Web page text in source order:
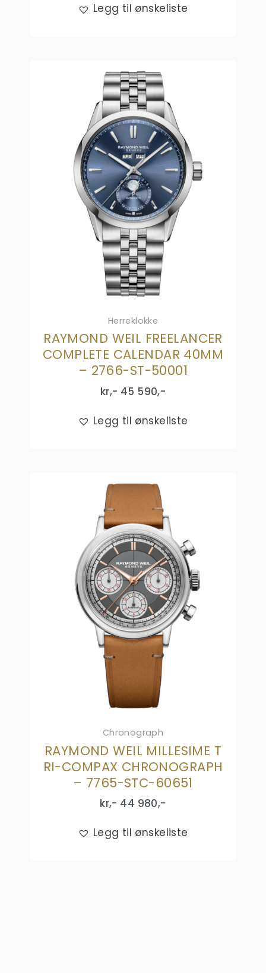
Legg til ønskeliste
Herreklokke
RAYMOND WEIL FREELANCER
COMPLETE CALENDAR 40MM
– 2766-ST-50001
kr,- 45 590,-
Legg til ønskeliste
Chronograph
RAYMOND WEIL MILLESIME T
RI-COMPAX CHRONOGRAPH
– 7765-STC-60651
kr,- 44 980,-
Legg til ønskeliste